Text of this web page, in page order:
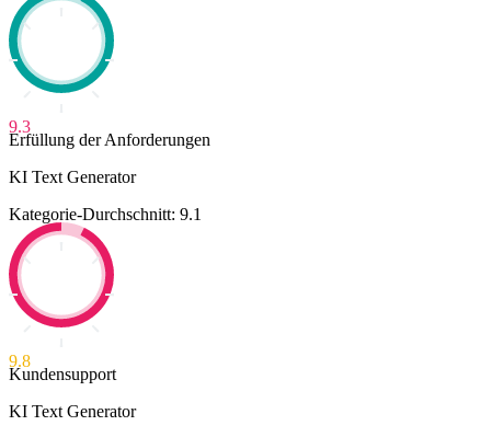
9.3
Erfüllung der Anforderungen
KI Text Generator
Kategorie-Durchschnitt: 9.1
9.8
Kundensupport
KI Text Generator